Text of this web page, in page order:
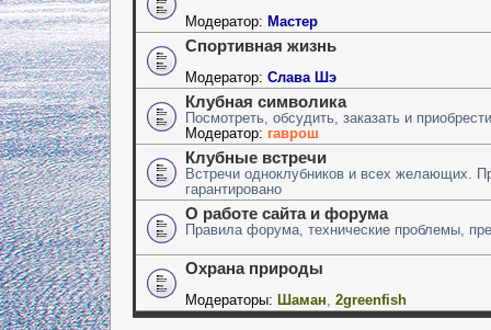
Модератор: Мастер
Спортивная жизнь
Модератор: Слава Шэ
Клубная символика
Посмотреть, обсудить, заказать и
Модератор: гаврош
Клубные встречи
Встречи одноклубников и всех желающих.
гарантировано
О работе сайта и форума
Правила форума, технические проблемы,
Охрана природы
Модераторы: Шаман 2greenfish